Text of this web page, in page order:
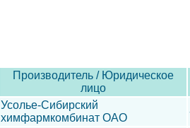
Производитель / Юридическое
лицо
Усолье-Сибирский
химфармкомбинат ОАО